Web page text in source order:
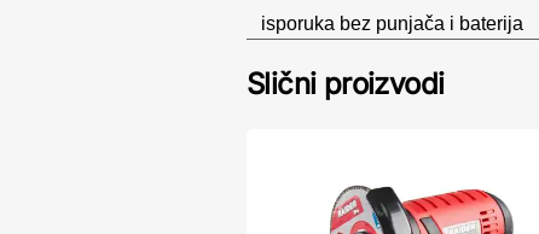
isporuka bez punjača i baterija
Slični proizvodi